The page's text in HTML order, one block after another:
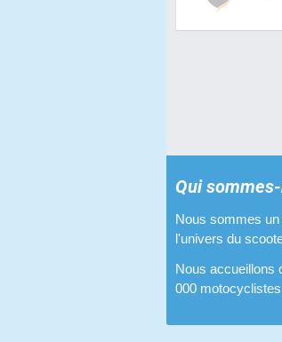
Qui
Nous sommes
l'univers du
Nous accueillons
000